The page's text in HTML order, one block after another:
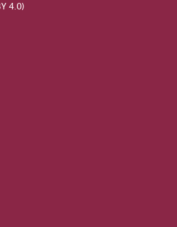
4.0)